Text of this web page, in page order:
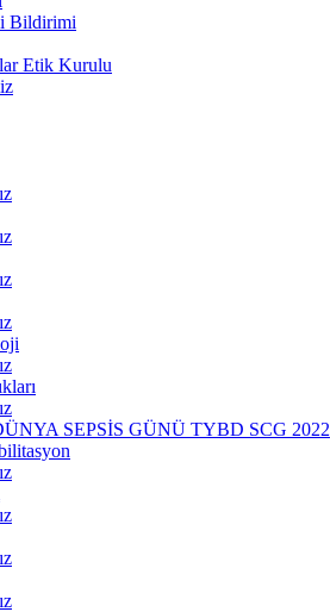
Bildirimi
Etik Kurulu
SEPSİS GÜNÜ TYBD SCG 2022